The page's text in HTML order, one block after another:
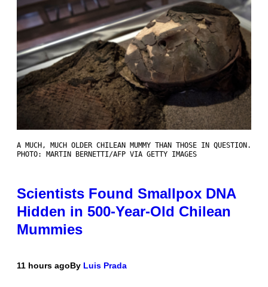
A MUCH, MUCH OLDER CHILEAN MUMMY THAN THOSE IN QUESTION.
PHOTO: MARTIN BERNETTI/AFP VIA GETTY IMAGES
Scientists Found Smallpox DNA
Hidden in 500-Year-Old Chilean
Mummies
11 hours agoBy Luis Prada